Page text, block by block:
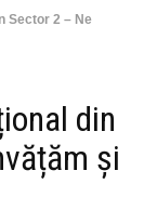
Sector 2 – Ne
din
și